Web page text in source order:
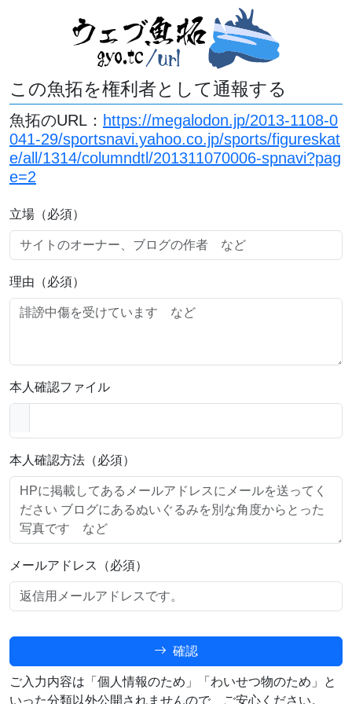
この魚拓を権利者として通報する
魚拓のURL： https://megalodon.jp/2013-1108-0
041-29/sportsnavi.yahoo.co.jp/sports/figureskat
e/all/1314/columndtl/201311070006-spnavi?pag
e=2
立場（必須）
理由（必須）
本人確認ファイル
本人確認方法（必須）
メールアドレス（必須）
確認
ご入力内容は「個人情報のため」「わいせつ物のため」と
いった分類以外公開されませんので、ご安心ください。